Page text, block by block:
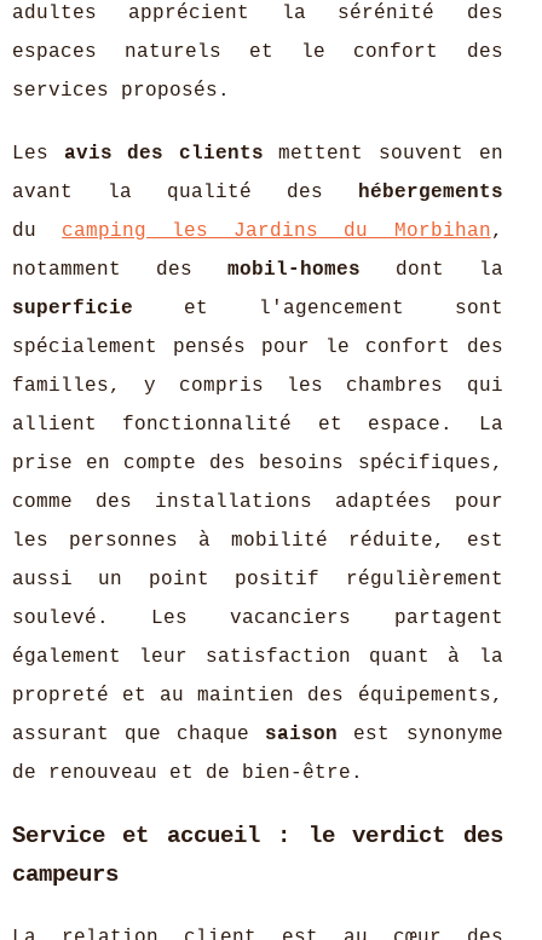
adultes apprécient la sérénité des
espaces naturels et le confort des
services proposés.
Les avis des clients mettent souvent en
avant la qualité des hébergements
du
camping les Jardins du Morbihan,
notamment des mobil-homes dont la
superficie et l'agencement sont
spécialement pensés pour le confort des
familles, y compris les chambres qui
allient fonctionnalité et espace. La
prise en compte des besoins spécifiques,
comme des installations adaptées pour
les personnes à mobilité réduite, est
aussi un point positif régulièrement
soulevé. Les vacanciers partagent
également leur satisfaction quant à la
propreté et au maintien des équipements,
assurant que chaque saison est synonyme
de renouveau et de bien-être.
Service et accueil : le verdict des
campeurs